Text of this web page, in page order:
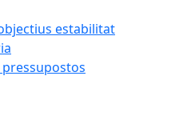
estabilitat